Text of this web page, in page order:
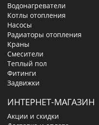
Водонагреватели
Котлы отопления
Насосы
Радиаторы отопления
Краны
Смесители
Теплый пол
Фитинги
Задвижки
ИНТЕРНЕТ-МАГАЗИН
Акции и скидки